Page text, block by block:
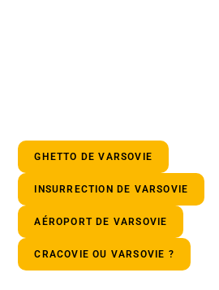
GHETTO DE VARSOVIE
INSURRECTION DE VARSOVIE
AÉROPORT DE VARSOVIE
CRACOVIE OU VARSOVIE ?